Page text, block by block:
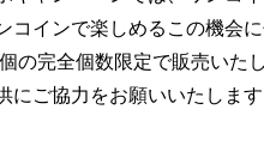
コインで楽しめるこの機会に
個の完全個数限定で販売いた
にご協力をお願いいたします